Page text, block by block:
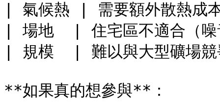
| 氣候熱 | 需要額外散熱
| 場地  | 住宅區不適合（
| 規模  | 難以與大型礦
**如果真的想參與**：